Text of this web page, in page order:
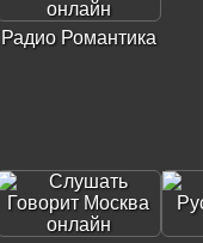
Радио Романтика